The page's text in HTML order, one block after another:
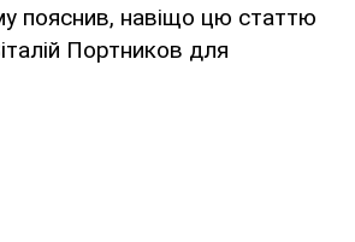
пояснив, навіщо цю статтю
Портников для